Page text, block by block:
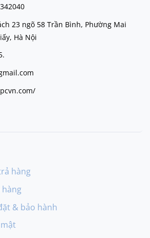
23 ngõ 58 Trần Bình, Phường Mai
Hà Nội
hàng
hàng
& bảo hành